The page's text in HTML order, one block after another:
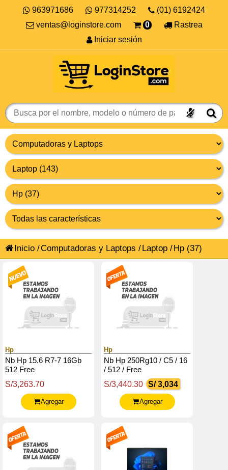
963971686 977314252
(01) 6192424
ventas@loginstore.com
0
Rastrea
Iniciar sesión
Inicio /Computadoras y Laptops /Laptop /Hp (37)
Hp
Nb Hp 15.6 R7-7 16Gb
512 Free
S/3,263.70
Agregar
Hp
Nb Hp 250Rg10 / C5 / 16
/ 512 / Free
S/3,440.30 S/ 3,034
Agregar